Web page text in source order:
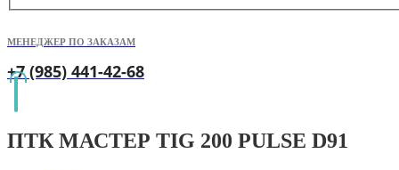
МЕНЕДЖЕР ПО ЗАКАЗАМ
+7 (985) 441-42-68
ПТК МАСТЕР TIG 200 PULSE D91